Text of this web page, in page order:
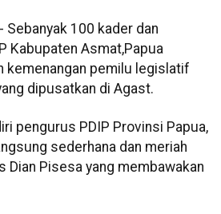
Sebanyak 100 kader dan
Kabupaten Asmat,Papua
kemenangan pemilu legislatif
dipusatkan di Agast.
pengurus PDIP Provinsi Papua,
sederhana dan meriah
Dian Pisesa yang membawakan